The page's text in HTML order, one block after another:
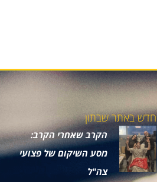
חדש באתר שבתון
הקרב שאחרי הקרב:
מסע השיקום של פצועי
צה"ל